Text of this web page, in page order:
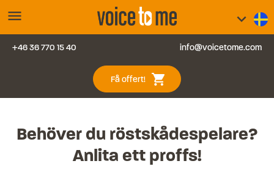
menu
Vanliga frågor
Kontakt
keyboard_arrow_down
+46 36 770 15 40 info@voicetome.com
Få offert! shopping_cart
Behöver du röstskådespelare?
Anlita ett proffs!